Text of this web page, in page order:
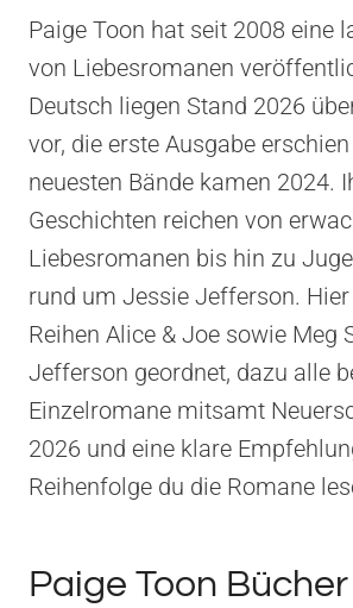
Paige Toon hat seit 2008 eine
von Liebesromanen
Deutsch liegen Stand 2026
vor, die erste Ausgabe
neuesten Bände kamen 2024.
Geschichten reichen von
Liebesromanen bis hin zu
rund um Jessie Jefferson.
Reihen Alice & Joe sowie Meg
Jefferson geordnet, dazu alle
Einzelromane mitsamt
2026 und eine klare
Reihenfolge du die Romane
Paige Toon Bücher